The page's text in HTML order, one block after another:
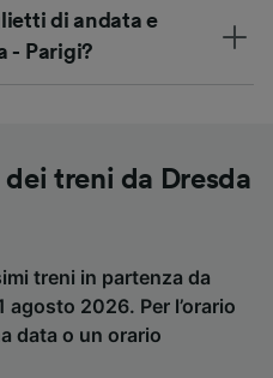
di andata e
- Parigi?
treni da Dresda
treni in partenza da
agosto 2026. Per l’orario
data o un orario